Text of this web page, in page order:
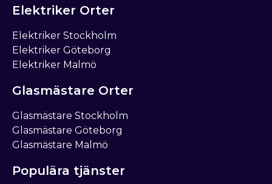
Populära tjänster
Glasmästare Orter
Glasmästare Stockholm
Glasmästare Göteborg
Glasmästare Malmö
Elektriker Orter
Elektriker Stockholm
Elektriker Göteborg
Elektriker Malmö